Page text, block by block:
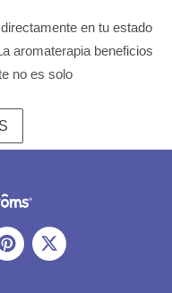
en tu estado
aromaterapia beneficios
no es solo